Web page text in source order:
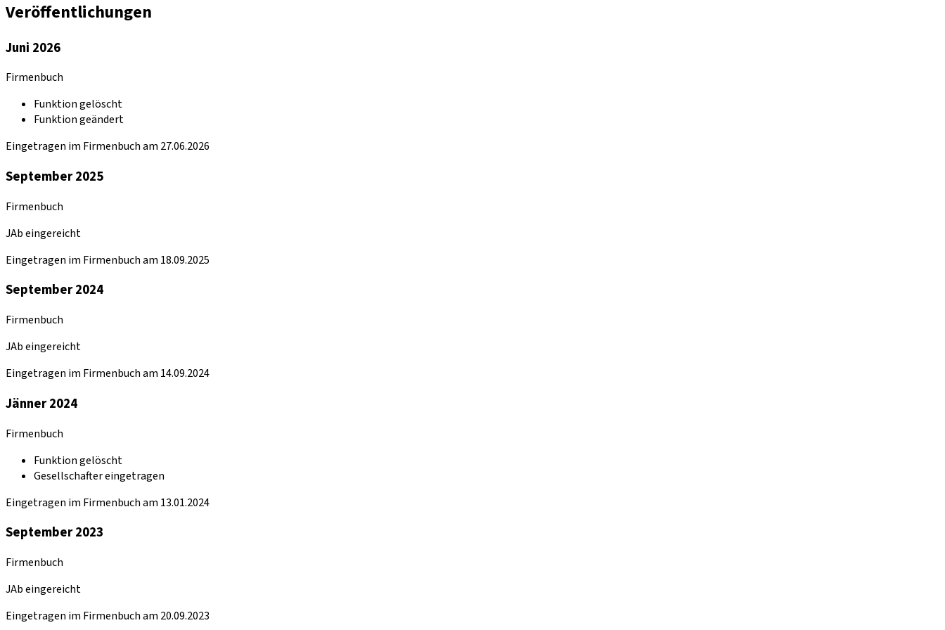
Veröffentlichungen
Juni 2026
Firmenbuch
Funktion gelöscht
Funktion geändert
Eingetragen im Firmenbuch am 27.06.2026
September 2025
Firmenbuch
JAb eingereicht
Eingetragen im Firmenbuch am 18.09.2025
September 2024
Firmenbuch
JAb eingereicht
Eingetragen im Firmenbuch am 14.09.2024
Jänner 2024
Firmenbuch
Funktion gelöscht
Gesellschafter eingetragen
Eingetragen im Firmenbuch am 13.01.2024
September 2023
Firmenbuch
JAb eingereicht
Eingetragen im Firmenbuch am 20.09.2023